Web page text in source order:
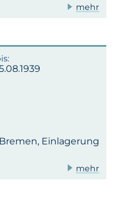
mehr
Einlagerung
mehr